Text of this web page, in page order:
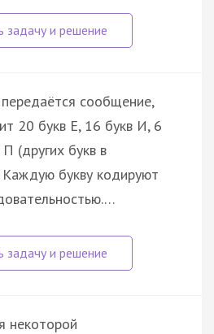
сообщение,
20 букв Е, 16 букв И, 6
(других букв в
букву кодируют
некоторой